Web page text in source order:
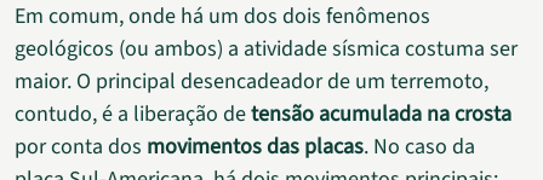
Em comum, onde há um dos dois fenômenos
geológicos (ou ambos) a atividade sísmica costuma ser
maior. O principal desencadeador de um terremoto,
contudo, é a liberação detensão acumulada na crosta
por conta dos movimentos das placas. No caso da